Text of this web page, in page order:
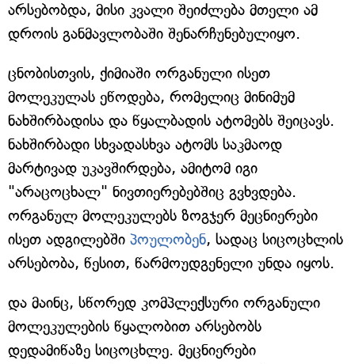
არსებობდა, მისი კვალი შეიძლება მთელი ამ
დროის განმავლობაში შენარჩუნებულიყო.
ცნობისთვის, ქიმიაში ორგანული ისეთ
მოლეკულას ეწოდება, რომელიც მინიმუმ
ნახშირბადისა და წყალბადის ატომებს შეიცავს.
ნახშირბადი სხვადასხვა ატომს საკმაოდ
მარტივად უკავშირდება, ამიტომ იგი
"არაცოცხალ" ნივთიერებებშიც გვხვდება.
ორგანულ მოლეკულებს ზოგჯერ მეცნიერები
ისეთ ადგილებში პოულობენ, სადაც სიცოცხლის
არსებობა, წესით, წარმოუდგენელი უნდა იყოს.
და მაინც, სწორედ კომპლექსური ორგანული
მოლეკულების წყალობით არსებობს
დედამიწაზე სიცოცხლე. მეცნიერები